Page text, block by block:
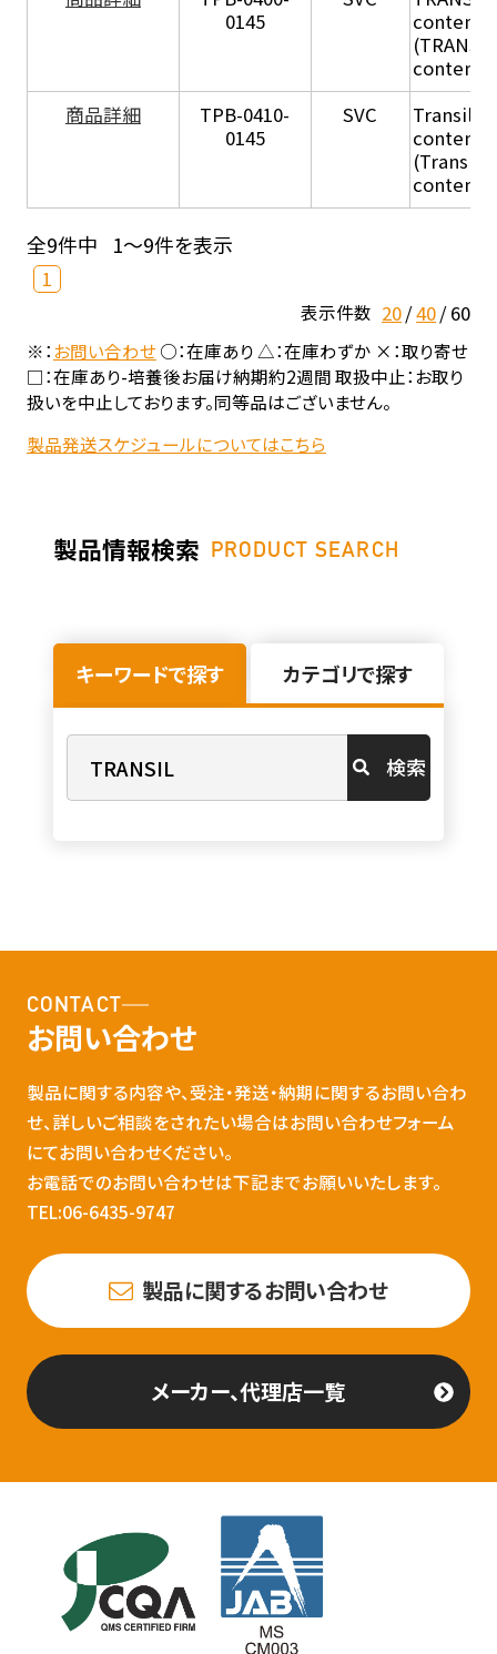
0145
content
content
商品詳細
TPB-0410-
0145
SVC
Transil
content
(Transil
content
全9件中 1～9件を表示
1
表示件数 20 40 60
※：お問い合わせ○：在庫あり △：在庫わずか ×：取り寄せ
□：在庫あり-培養後お届け納期約2週間 取扱中止：お取り
扱いを中止しております。同等品はございません。
製品発送スケジュールについてはこちら
製品情報検索 PRODUCT SEARCH
キーワードで探す カテゴリで探す
検索
CONTACT
お問い合わせ
製品に関する内容や、受注・発送・納期に関するお問い合わ
せ、詳しいご相談をされたい場合はお問い合わせフォーム
にてお問い合わせください。
お電話でのお問い合わせは下記までお願いいたします。
TEL:06-6435-9747
製品に関するお問い合わせ
メーカー、代理店一覧